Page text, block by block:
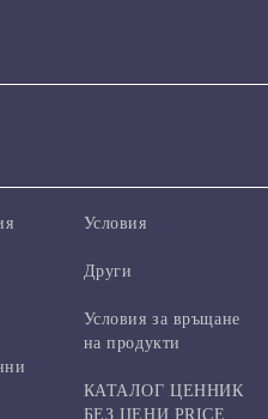
Условия
Други
Условия за връщане
на продукти
КАТАЛОГ ЦЕННИК
БЕЗ ЦЕНИ PRICE